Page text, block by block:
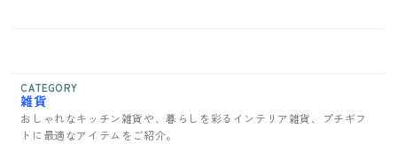
CATEGORY
雑貨
おしゃれなキッチン雑貨や、暮らしを彩るインテリア雑貨、プチギフ
トに最適なアイテムをご紹介。